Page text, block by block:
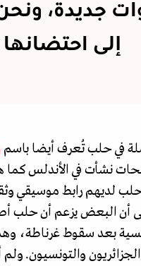
جديدة،
إلى احتضانها
في حلب تُعرف أيضا باسم
نشأت في الأندلس
حلب لديهم رابط موسيقي
أن البعض يزعم أن حلب
بعد سقوط غرناطة،
والتونسيون.